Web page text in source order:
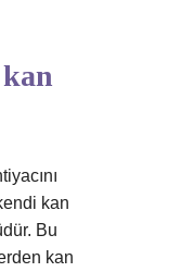
kan
Bu
kan